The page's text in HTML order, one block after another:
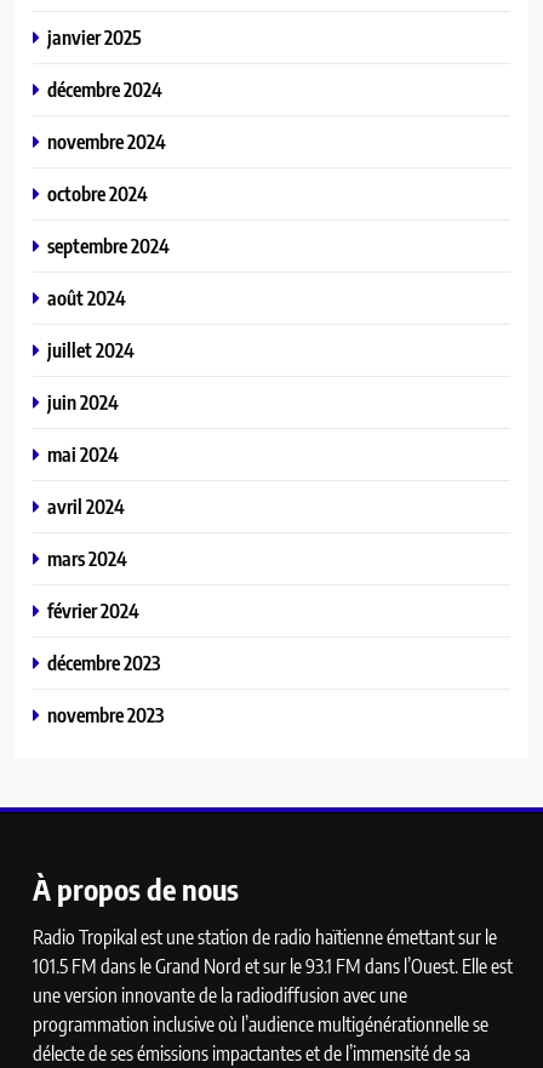
janvier 2025
décembre 2024
novembre 2024
octobre 2024
septembre 2024
août 2024
juillet 2024
juin 2024
mai 2024
avril 2024
mars 2024
février 2024
décembre 2023
novembre 2023
À propos de nous
Radio Tropikal est une station de radio haïtienne émettant sur le
101.5 FM dans le Grand Nord et sur le 93.1 FM dans l’Ouest. Elle est
une version innovante de la radiodiffusion avec une
programmation inclusive où l’audience multigénérationnelle se
délecte de ses émissions impactantes et de l’immensité de sa